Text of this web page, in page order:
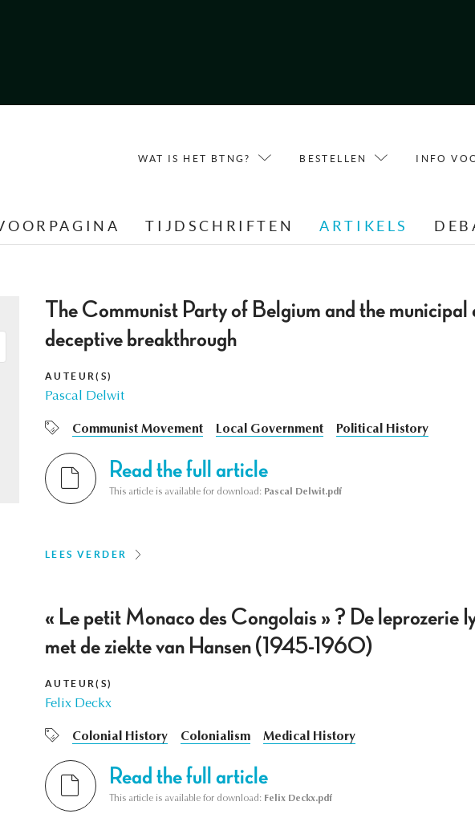
WAT IS HET BTNG? BESTELLEN INFO
TIJDSCHRIFTEN ARTIKELS
The Communist Party of Belgium and the
deceptive breakthrough
AUTEUR(S)
Pascal Delwit
Communist Movement Local Government Political History
Read the full article
This article is available for download: Pascal Delwit.pdf
LEES VERDER
« Le petit Monaco des Congolais » ? De leprozerie
met de ziekte van Hansen (1945-1960)
AUTEUR(S)
Felix Deckx
Colonial History Colonialism Medical History
Read the full article
This article is available for download: Felix Deckx.pdf